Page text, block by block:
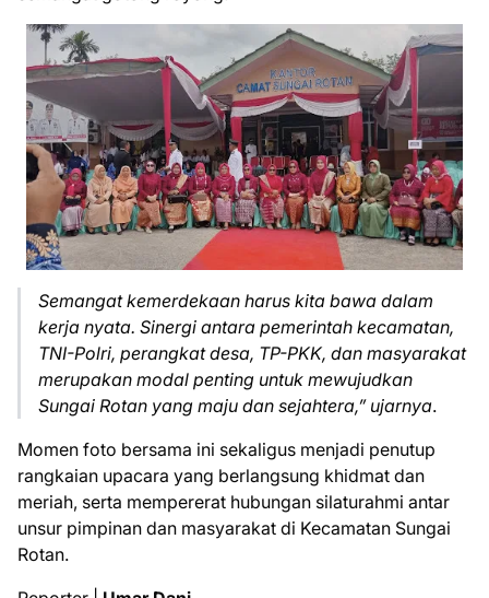
Semangat kemerdekaan harus kita bawa dalam
kerja nyata. Sinergi antara pemerintah kecamatan,
TNI-Polri, perangkat desa, TP-PKK, dan masyarakat
merupakan modal penting untuk mewujudkan
Sungai Rotan yang maju dan sejahtera,” ujarnya.
Momen foto bersama ini sekaligus menjadi penutup
rangkaian upacara yang berlangsung khidmat dan
meriah, serta mempererat hubungan silaturahmi antar
unsur pimpinan dan masyarakat di Kecamatan Sungai
Rotan.